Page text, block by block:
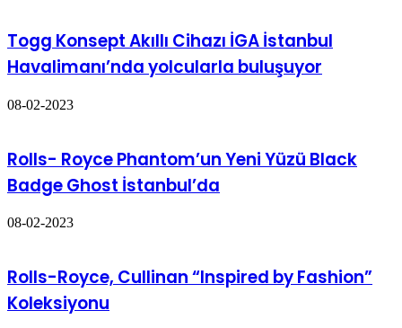
Togg Konsept Akıllı Cihazı İGA İstanbul
Havalimanı’nda yolcularla buluşuyor
08-02-2023
Rolls- Royce Phantom’un Yeni Yüzü Black
Badge Ghost İstanbul’da
08-02-2023
Rolls-Royce, Cullinan “Inspired by Fashion”
Koleksiyonu